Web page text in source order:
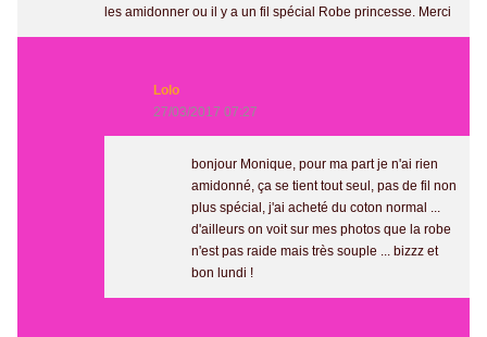
les amidonner ou il y a un fil spécial Robe princesse. Merci
Lolo
27/03/2017 07:27
bonjour Monique, pour ma part je n'ai rien
amidonné, ça se tient tout seul, pas de fil non
plus spécial, j'ai acheté du coton normal ...
d'ailleurs on voit sur mes photos que la robe
n'est pas raide mais très souple ... bizzz et
bon lundi !